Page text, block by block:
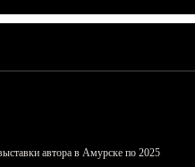
автора в Амурске по 2025